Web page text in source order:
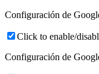
Configuración de
Click to enable/
Configuración de